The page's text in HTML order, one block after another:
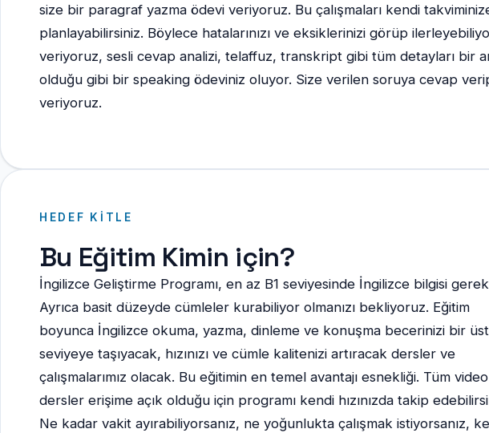
size bir paragraf yazma ödevi veriyoruz. Bu çalışmaları kendi
planlayabilirsiniz. Böylece hatalarınızı ve eksiklerinizi görüp
veriyoruz, sesli cevap analizi, telaffuz, transkript gibi tüm detayları bir
olduğu gibi bir speaking ödeviniz oluyor. Size verilen soruya cevap
veriyoruz.
HEDEF KITLE
Bu Eğitim Kimin için?
İngilizce Geliştirme Programı, en az B1 seviyesinde İngilizce bilgisi
Ayrıca basit düzeyde cümleler kurabiliyor olmanızı bekliyoruz. Eğitim
boyunca İngilizce okuma, yazma, dinleme ve konuşma becerinizi bir üst
seviyeye taşıyacak, hızınızı ve cümle kalitenizi artıracak dersler ve
çalışmalarımız olacak. Bu eğitimin en temel avantajı esnekliği. Tüm video
dersler erişime açık olduğu için programı kendi hızınızda takip
Ne kadar vakit ayırabiliyorsanız, ne yoğunlukta çalışmak istiyorsanız,